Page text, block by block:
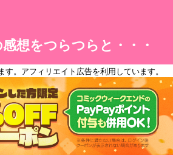
想をつらつらと・・・
す。アフィリエイト広告を利用しています。